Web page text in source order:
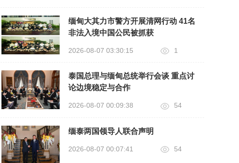
缅甸大其力市警方开展清网行动 41名
非法入境中国公民被抓获
2026-08-07 03:30:15 1
泰国总理与缅甸总统举行会谈 重点讨
论边境稳定与合作
2026-08-07 00:09:38 54
缅泰两国领导人联合声明
2026-08-07 00:07:41 54